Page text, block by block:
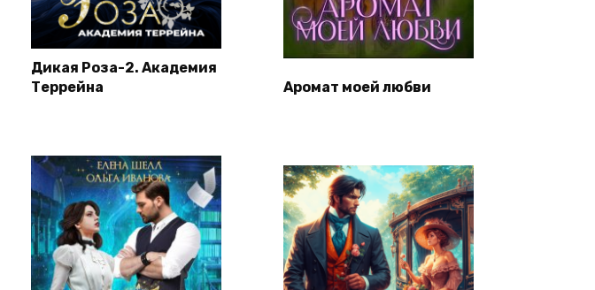
Дикая Роза-2. Академия
Террейна
Аромат моей любви